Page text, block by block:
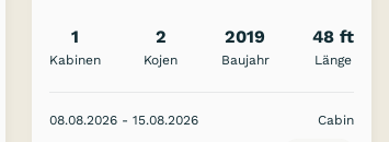
1
Kabinen
2
Kojen
2019
Baujahr
48 ft
Länge
08.08.2026 - 15.08.2026 Cabin